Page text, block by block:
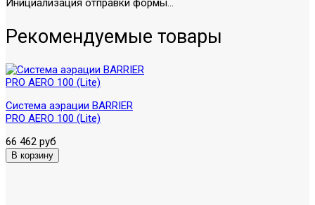
Инициализация отправки формы...
Рекомендуемые товары
Система аэрации BARRIER
PRO AERO 100 (Lite)
66 462 руб